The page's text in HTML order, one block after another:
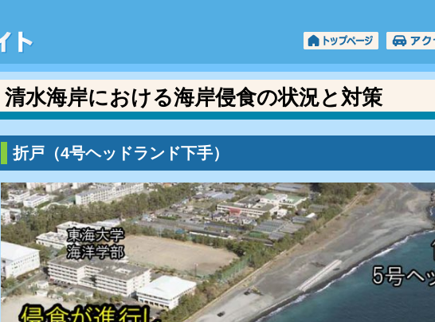
清水海岸における海岸侵食の状況と対策
折戸（4号ヘッドランド下手）